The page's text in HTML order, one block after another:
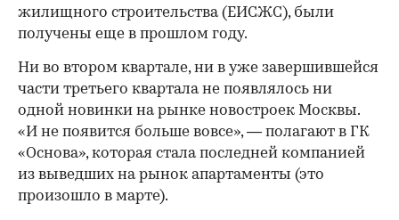
жилищного строительства (ЕИСЖС), были
получены еще в прошлом году.
Ни во втором квартале, ни в уже завершившейся
части третьего квартала не появлялось ни
одной новинки на рынке новостроек Москвы.
«И не появится больше вовсе», — полагают в ГК
«Основа», которая стала последней компанией
из выведших на рынок апартаменты (это
произошло в марте).